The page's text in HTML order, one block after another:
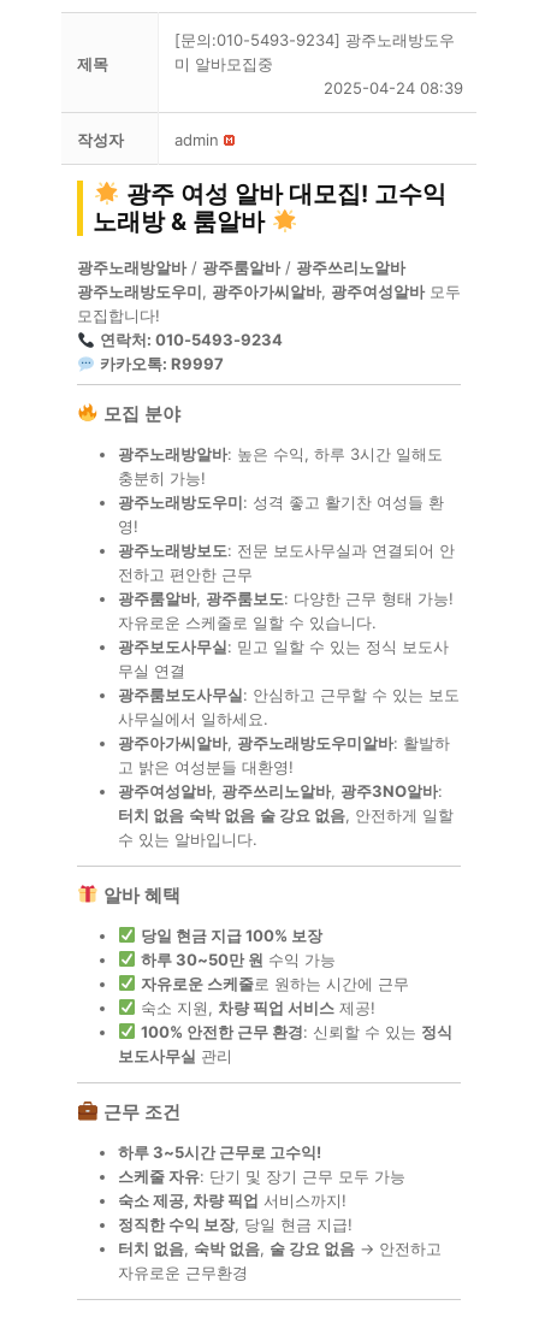
제목
[문의:010-5493-9234] 광주노래방도우
미 알바모집중
2025-04-24 08:39
작성자 admin
광주 여성 알바 대모집! 고수익
노래방 & 룸알바
광주노래방알바/ 광주룸알바/ 광주쓰리노알바
광주노래방도우미, 광주아가씨알바, 광주여성알바모두
모집합니다!
연락처: 010-5493-9234
카카오톡: R9997
모집 분야
광주노래방알바: 높은 수익, 하루 3시간 일해도
충분히 가능!
광주노래방도우미: 성격 좋고 활기찬 여성들 환
영!
광주노래방보도: 전문 보도사무실과 연결되어 안
전하고 편안한 근무
광주룸알바, 광주룸보도: 다양한 근무 형태 가능!
자유로운 스케줄로 일할 수 있습니다.
광주보도사무실: 믿고 일할 수 있는 정식 보도사
무실 연결
광주룸보도사무실: 안심하고 근무할 수 있는 보도
사무실에서 일하세요.
광주아가씨알바, 광주노래방도우미알바: 활발하
고 밝은 여성분들 대환영!
광주여성알바, 광주쓰리노알바, 광주3NO알바:
터치 없음 숙박 없음 술 강요 없음, 안전하게 일할
수 있는 알바입니다.
알바 혜택
당일 현금 지급 100% 보장
하루 30~50만 원 수익 가능
자유로운 스케줄로 원하는 시간에 근무
숙소 지원, 차량 픽업 서비스 제공!
100% 안전한 근무 환경: 신뢰할 수 있는 정식
보도사무실 관리
근무 조건
하루 3~5시간 근무로 고수익!
스케줄 자유: 단기 및 장기 근무 모두 가능
숙소 제공, 차량 픽업 서비스까지!
정직한 수익 보장, 당일 현금 지급!
터치 없음, 숙박 없음, 술 강요 없음 → 안전하고
자유로운 근무환경